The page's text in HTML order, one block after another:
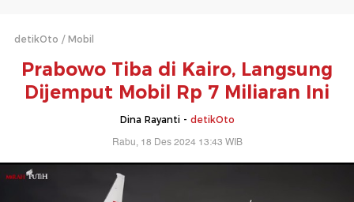
detikOto Mobil
Prabowo Tiba di Kairo, Langsung
Dijemput Mobil Rp 7 Miliaran Ini
Dina Rayanti - detikOto
Rabu, 18 Des 2024 13:43 WIB